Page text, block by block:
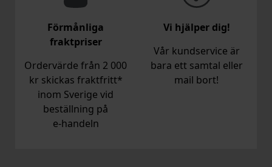
Förmånliga
fraktpriser
Ordervärde från 2 000
kr skickas fraktfritt*
inom Sverige vid
beställning på
e‑handeln
Vi hjälper dig!
Vår kundservice är
bara ett samtal eller
mail bort!